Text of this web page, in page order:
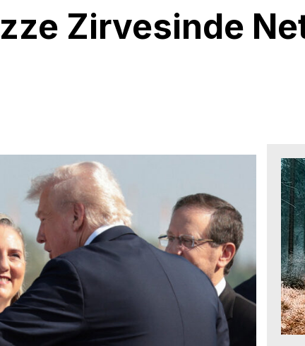
Zirvesinde